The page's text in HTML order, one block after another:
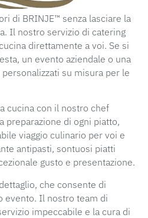
di BRINJE™ senza lasciare la
Il nostro servizio di catering
direttamente a voi. Se si
un evento aziendale o una
su misura per le
cucina con il nostro chef
preparazione di ogni piatto,
viaggio culinario per voi e
antipasti, sontuosi piatti
gusto e presentazione.
che consente di
evento. Il nostro team di
impeccabile e la cura di